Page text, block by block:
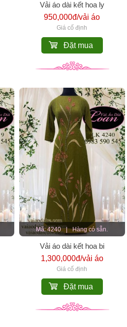
Vải áo dài kết hoa ly
950,000đ/vải áo
Giá cố định
Đặt mua
Mã: 4240 | Hàng có sẵn.
Vải áo dài kết hoa bi
1,300,000đ/vải áo
Giá cố định
Đặt mua